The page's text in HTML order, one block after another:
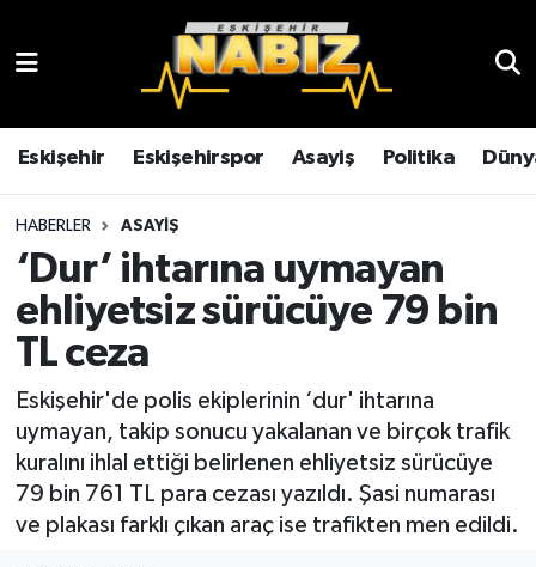
Eskişehir Eskişehirspor Asayiş Politika
HABERLER ASAYIŞ
‘Dur’ ihtarına uymayan
ehliyetsiz sürücüye 79 bin
TL ceza
Eskişehir'de polis ekiplerinin ‘dur' ihtarına
uymayan, takip sonucu yakalanan ve birçok trafik
kuralını ihlal ettiği belirlenen ehliyetsiz sürücüye
79 bin 761 TL para cezası yazıldı. Şasi numarası
ve plakası farklı çıkan araç ise trafikten men edildi.
Çevre
Eğitim
Ekonomi
Eskişehir
Eskişehirspor
Genel
Eskişehir Hava Durumu
Eskişehir Trafik Yoğunluk Haritası
TFF 3.Lig 4.Grup Puan Durumu ve Fikstür
Tüm Manşetler
Son Dakika Haberleri
Haber Arşivi